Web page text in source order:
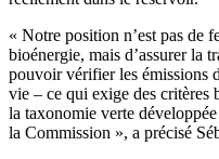
« Notre position n’est pas de
bioénergie, mais d’assurer la
pouvoir vérifier les émissions
vie – ce qui exige des critères
la taxonomie verte
la Commission », a précisé